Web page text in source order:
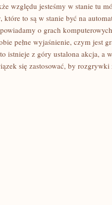
względu jesteśmy w stanie tu
to są w stanie być na
o grach
pełne wyjaśnienie, czym jest
istnieje z góry ustalona akcja, a
się zastosować, by rozgrywki